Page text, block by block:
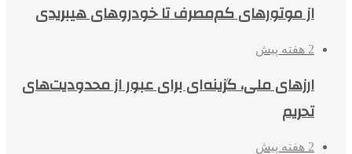
از موتورهای کم‌مصرف تا خودروهای هیبریدی
2 هفته پیش
ارزهای ملی، گزینه‌ای برای عبور از محدودیت‌های
تحریم
2 هفته پیش